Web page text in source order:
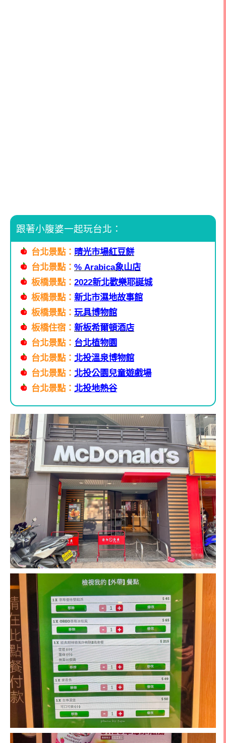
跟著小腹婆一起玩台北：
台北景點： 晴光市場紅豆餅
台北景點： % Arabica象山店
板橋景點： 2022新北歡樂耶誕城
板橋景點： 新北市濕地故事館
板橋景點： 玩具博物館
板橋住宿： 新板希爾頓酒店
台北景點： 台北植物園
台北景點： 北投溫泉博物館
台北景點： 北投公園兒童遊戲場
台北景點： 北投地熱谷